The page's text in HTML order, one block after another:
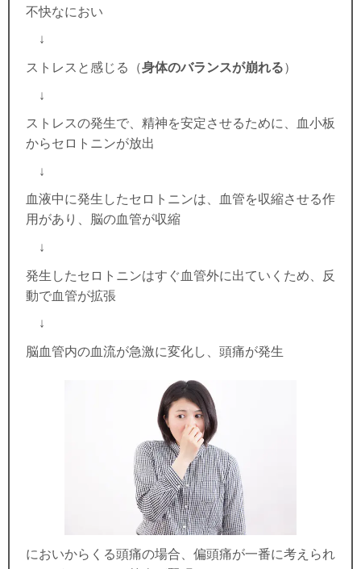
不快なにおい
↓
ストレスと感じる（身体のバランスが崩れる）
↓
ストレスの発生で、精神を安定させるために、血小板
からセロトニンが放出
↓
血液中に発生したセロトニンは、血管を収縮させる作
用があり、脳の血管が収縮
↓
発生したセロトニンはすぐ血管外に出ていくため、反
動で血管が拡張
↓
脳血管内の血流が急激に変化し、頭痛が発生
においからくる頭痛の場合、偏頭痛が一番に考えられ